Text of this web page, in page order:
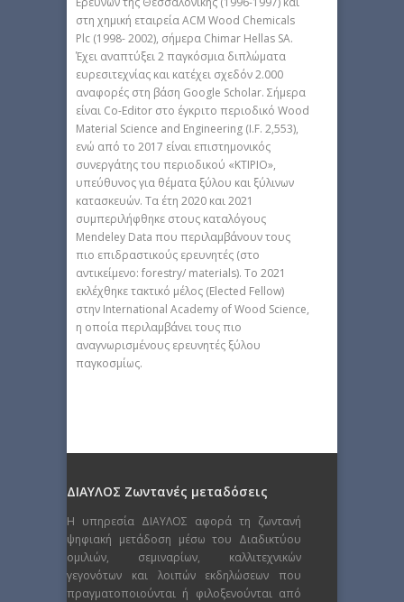
στη χημική εταιρεία ACM Wood Chemicals
Plc (1998- 2002), σήμερα Chimar Hellas SA.
Έχει αναπτύξει 2 παγκόσμια διπλώματα
ευρεσιτεχνίας και κατέχει σχεδόν 2.000
αναφορές στη βάση Google Scholar. Σήμερα
είναι Co-Editor στο έγκριτο περιοδικό Wood
Material Science and Engineering (I.F. 2,553),
ενώ από το 2017 είναι επιστημονικός
συνεργάτης του περιοδικού «ΚΤΙΡΙΟ»,
υπεύθυνος για θέματα ξύλου και ξύλινων
κατασκευών. Τα έτη 2020 και 2021
συμπεριλήφθηκε στους καταλόγους
Mendeley Data που περιλαμβάνουν τους
πιο επιδραστικούς ερευνητές (στο
αντικείμενο: forestry/ materials). Το 2021
εκλέχθηκε τακτικό μέλος (Elected Fellow)
στην International Academy of Wood Science,
η οποία περιλαμβάνει τους πιο
αναγνωρισμένους ερευνητές ξύλου
παγκοσμίως.
ΔΙΑΥΛΟΣ Ζωντανές μεταδόσεις
Η υπηρεσία ΔΙΑΥΛΟΣ αφορά τη ζωντανή
ψηφιακή μετάδοση μέσω του Διαδικτύου
ομιλιών, σεμιναρίων, καλλιτεχνικών
γεγονότων και λοιπών εκδηλώσεων που
πραγματοποιούνται ή φιλοξενούνται από